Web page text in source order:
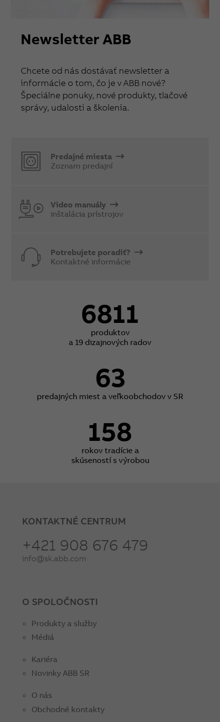
Newsletter ABB
Chcete od nás dostávať newsletter a
informácie o tom, čo je v ABB nové?
Špeciálne ponuky, nové produkty, tlačové
správy, udalosti a školenia.
Predajné miesta
Zoznam predajní
Video manuály
inštalácia prístrojov
Potrebujete poradiť?
Kontaktné informácie
6811
produktov
a 19 dizajnových radov
63
predajných miest a veľkoobchodov v SR
158
rokov tradície a
skúseností s výrobou
KONTAKTNÉ CENTRUM
+421 908 676 479
info@sk.abb.com
O SPOLOČNOSTI
Produkty a služby
Médiá
Kariéra
Novinky ABB SR
O nás
Obchodné kontakty